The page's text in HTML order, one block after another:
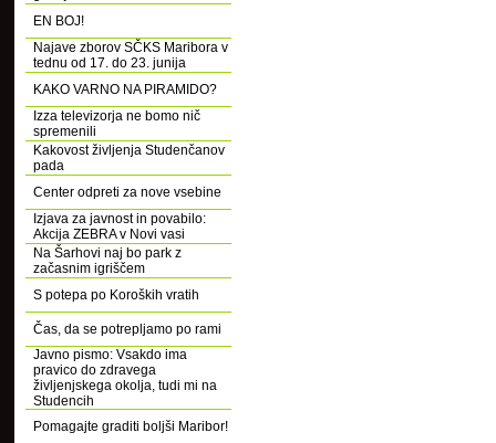
EN BOJ!
Najave zborov SČKS Maribora v
tednu od 17. do 23. junija
KAKO VARNO NA PIRAMIDO?
Izza televizorja ne bomo nič
spremenili
Kakovost življenja Studenčanov
pada
Center odpreti za nove vsebine
Izjava za javnost in povabilo:
Akcija ZEBRA v Novi vasi
Na Šarhovi naj bo park z
začasnim igriščem
S potepa po Koroških vratih
Čas, da se potrepljamo po rami
Javno pismo: Vsakdo ima
pravico do zdravega
življenjskega okolja, tudi mi na
Studencih
Pomagajte graditi boljši Maribor!